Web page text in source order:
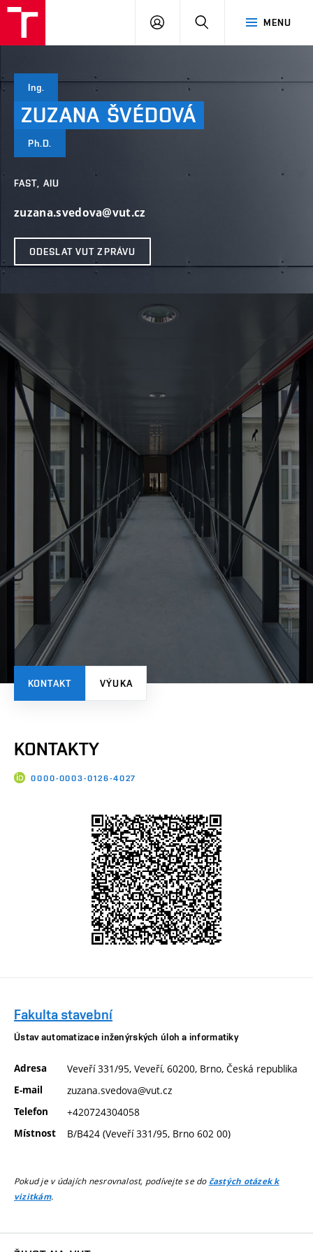
MENU
PŘIHLÁSIT
Ing.
ZUZANA ŠVÉDOVÁ
Ph.D.
FAST, AIU
zuzana.svedova@vut.cz
ODESLAT VUT ZPRÁVU
KONTAKT VÝUKA
KONTAKTY
0000-0003-0126-4027
Fakulta stavební
Ústav automatizace inženýrských úloh a informatiky
Adresa Veveří 331/95, Veveří, 60200, Brno, Česká republika
E-mail zuzana.svedova@vut.cz
Telefon +420724304058
Místnost B/B424 (Veveří 331/95, Brno 602 00)
Pokud je v údajích nesrovnalost, podívejte se do častých otázek k
vizitkám.